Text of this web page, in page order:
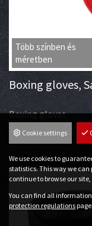
Több színben és
méretben
Boxing gloves,
Boxing gloves
Price:29 990Ft
Cookie settings
We use cookies to
statistics. This way we can
continue to browse our
You can find all
protection regulationspage.